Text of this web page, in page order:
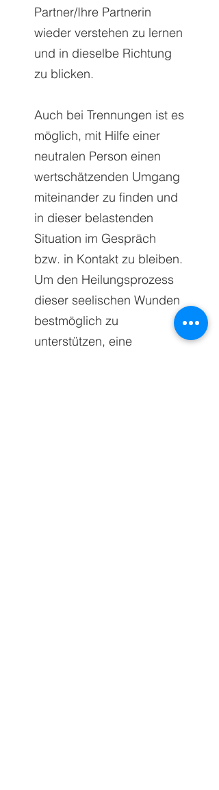
Partner/Ihre Partnerin
wieder verstehen zu lernen
und in dieselbe Richtung
zu blicken.
Auch bei Trennungen ist es
möglich, mit Hilfe einer
neutralen Person einen
wertschätzenden Umgang
miteinander zu finden und
in dieser belastenden
Situation im Gespräch
bzw. in Kontakt zu bleiben.
Um den Heilungsprozess
dieser seelischen Wunden
bestmöglich zu
unterstützen, eine